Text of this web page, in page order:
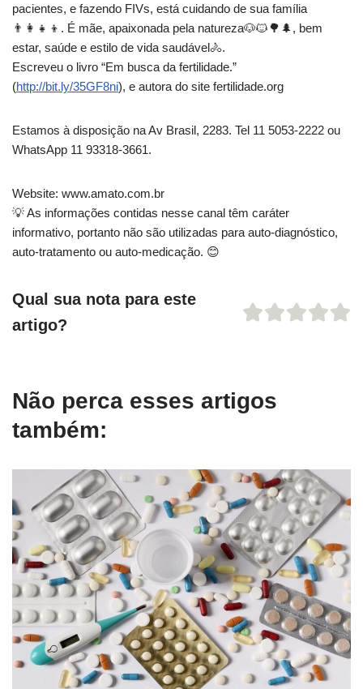
pacientes, e fazendo FIVs, está cuidando de sua família
👨‍👩‍👧‍👦. É mãe, apaixonada pela natureza🐶🐱🌳🌲, bem
estar, saúde e estilo de vida saudável🚴.
Escreveu o livro “Em busca da fertilidade.”
(http://bit.ly/35GF8ni), e autora do site fertilidade.org
Estamos à disposição na Av Brasil, 2283. Tel 11 5053-2222 ou
WhatsApp 11 93318-3661.
Website: www.amato.com.br
💡 As informações contidas nesse canal têm caráter
informativo, portanto não são utilizadas para auto-diagnóstico,
auto-tratamento ou auto-medicação. 😊
Qual sua nota para este
artigo?
Não perca esses artigos
também: